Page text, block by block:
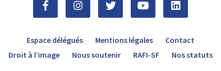
Espace délégués Mentions légales
Contact
Droit à l’image
Nous soutenir RAFI-SF Nos statuts